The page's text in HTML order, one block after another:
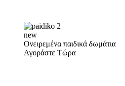
new
Ονειρεμένα παιδικά δωμάτια
Αγοράστε Τώρα